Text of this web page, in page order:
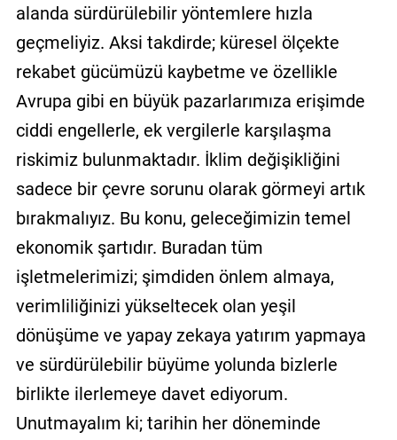
alanda sürdürülebilir yöntemlere hızla
geçmeliyiz. Aksi takdirde; küresel ölçekte
rekabet gücümüzü kaybetme ve özellikle
Avrupa gibi en büyük pazarlarımıza erişimde
ciddi engellerle, ek vergilerle karşılaşma
riskimiz bulunmaktadır. İklim değişikliğini
sadece bir çevre sorunu olarak görmeyi artık
bırakmalıyız. Bu konu, geleceğimizin temel
ekonomik şartıdır. Buradan tüm
işletmelerimizi; şimdiden önlem almaya,
verimliliğinizi yükseltecek olan yeşil
dönüşüme ve yapay zekaya yatırım yapmaya
ve sürdürülebilir büyüme yolunda bizlerle
birlikte ilerlemeye davet ediyorum.
Unutmayalım ki; tarihin her döneminde